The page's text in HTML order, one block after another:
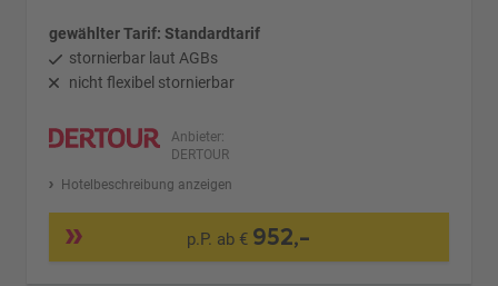
gewählter Tarif: Standardtarif
stornierbar laut AGBs
nicht flexibel stornierbar
Anbieter:
DERTOUR
Hotelbeschreibung anzeigen
p.P. ab € 952,-